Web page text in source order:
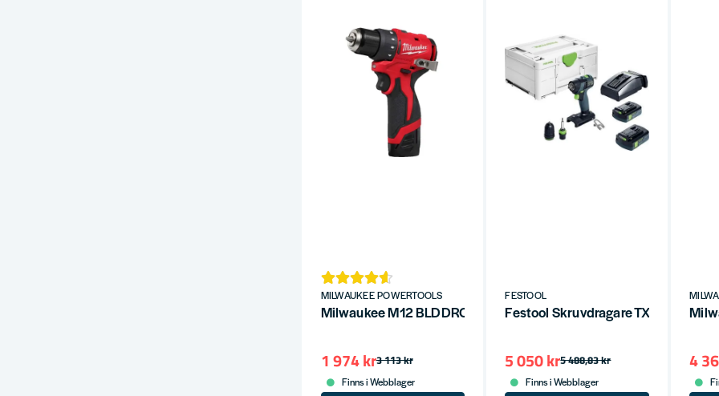
MILWAUKEE POWERTOOLS
Milwaukee M12 BLDDRC-202C Borrskruvdragare 12V (2x2,0Ah)
3 113 kr
1 974 kr
Finns i Webblager
FESTOOL
5 488,83 kr
5 050 kr
Finns i Webblager
4